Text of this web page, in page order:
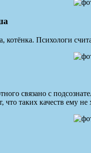
Психологи
связано с
таких качеств ему не